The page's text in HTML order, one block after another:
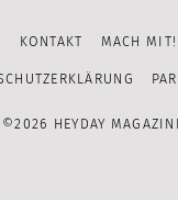
KONTAKT MACH MIT!
©2026 HEYDAY